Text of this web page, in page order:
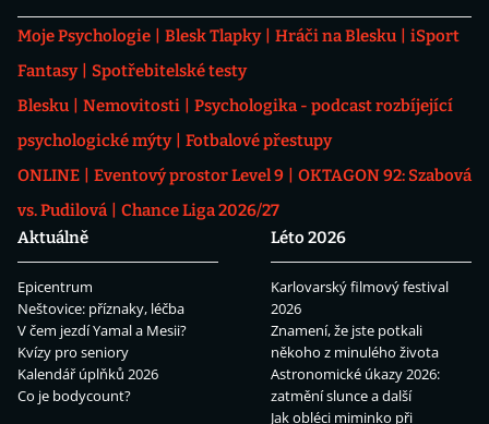
Moje Psychologie Blesk Tlapky Hráči na Blesku
iSport
Fantasy
Spotřebitelské testy
Blesku
Nemovitosti
Psychologika - podcast rozbíjející
psychologické mýty
Fotbalové přestupy
ONLINE
Eventový prostor Level 9
OKTAGON 92: Szabová
vs. Pudilová
Chance Liga 2026/27
Aktuálně
Epicentrum
Neštovice: příznaky, léčba
V čem jezdí Yamal a Mesii?
Kvízy pro seniory
Kalendář úplňků 2026
Co je bodycount?
Léto 2026
Karlovarský filmový festival
2026
Znamení, že jste potkali
někoho z minulého života
Astronomické úkazy 2026:
zatmění slunce a další
Jak obléci miminko při